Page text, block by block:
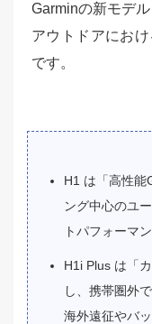
Garminの新モデ
アウトドアにお
です。
H1 は「高性能
ング中心のユ
トパフォーマ
H1i Plus は「
し、携帯圏外
海外遠征やバ